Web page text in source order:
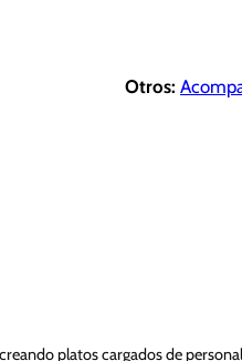
Otros:
platos cargados de